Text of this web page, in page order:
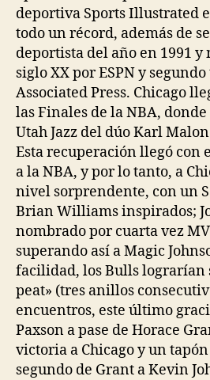
deportiva Sports Illustrated
todo un récord, además de
deportista del año en 1991
siglo XX por ESPN y
Associated Press. Chicago
las Finales de la NBA,
Utah Jazz del dúo Karl
Esta recuperación llegó con
a la NBA, y por lo tanto, a
nivel sorprendente, con un
Brian Williams inspirados;
nombrado por cuarta vez
superando así a Magic
facilidad, los Bulls lograrían
peat» (tres anillos
encuentros, este último
Paxson a pase de Horace
victoria a Chicago y un
segundo de Grant a Kevin